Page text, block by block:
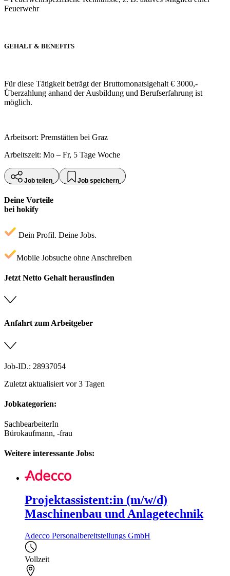
Feuerwehr
GEHALT & BENEFITS
Für diese Tätigkeit beträgt der Bruttomonatslgehalt € 3000,-
Überzahlung anhand der Ausbildung und Berufserfahrung ist
möglich.
Arbeitsort: Premstätten bei Graz
Arbeitszeit: Mo – Fr, 5 Tage Woche
Job teilen Job speichern
Deine Vorteile
bei hokify
Dein Profil. Deine Jobs.
Mobile Jobsuche ohne Anschreiben
Jetzt Netto Gehalt herausfinden
Anfahrt zum Arbeitgeber
Job-ID.: 28937054
Zuletzt aktualisiert vor 3 Tagen
Jobkategorien:
SachbearbeiterIn
Bürokaufmann, -frau
Weitere interessante Jobs:
Projektassistent:in (m/w/d)
Maschinenbau und Anlagetechnik
Adecco Personalbereitstellungs GmbH
Vollzeit